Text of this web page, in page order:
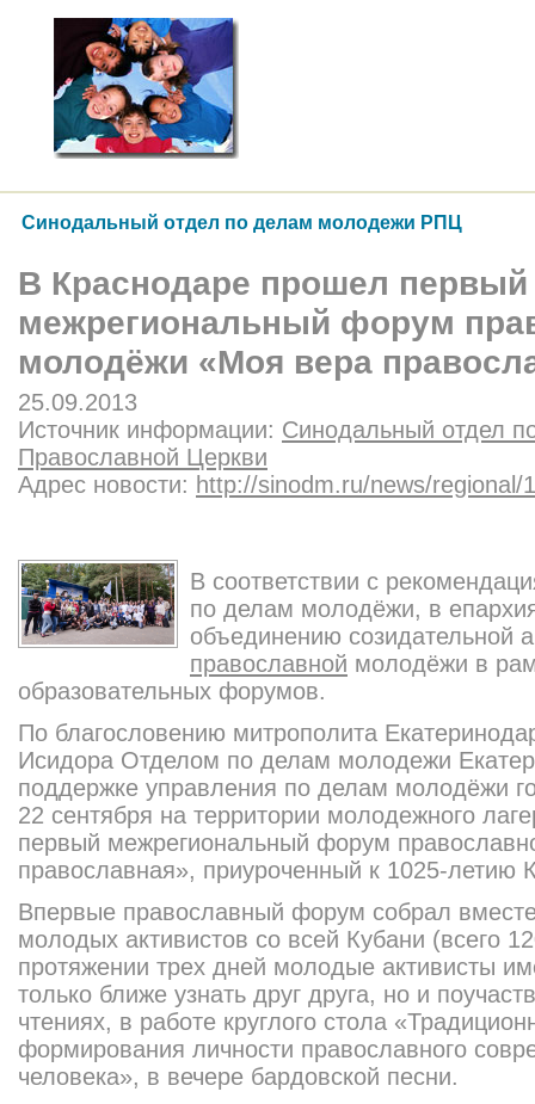
Синодальный отдел по делам молодежи РПЦ
В Краснодаре прошел первый
межрегиональный форум
молодёжи «Моя вера
25.09.2013
Источник информации: Синодальный отдел
Православной Церкви
Адрес новости: http://sinodm.ru/news/regional/
В соответствии с
по делам молодёжи, в
объединению созидательной
православной молодёжи в
образовательных форумов.
По благословению митрополита
Исидора Отделом по делам молодежи
поддержке управления по делам молодёжи
22 сентября на территории молодежного
первый межрегиональный форум
православная», приуроченный к 1025-летию
Впервые православный форум собрал
молодых активистов со всей Кубани (всего
протяжении трех дней молодые активисты
только ближе узнать друг друга, но и
чтениях, в работе круглого стола
формирования личности православного
человека», в вечере бардовской песни.